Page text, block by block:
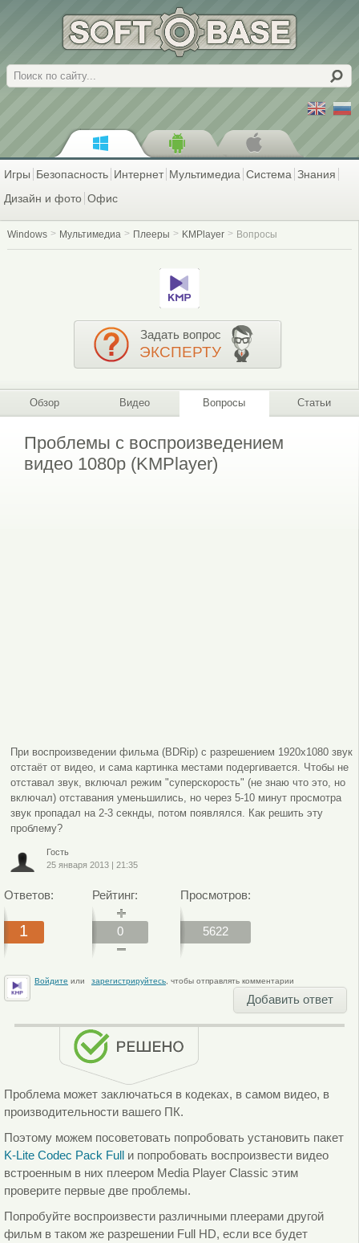
Поиск
Игры Безопасность Интернет Мультимедиа Система Знания
Дизайн и фото Офис
Windows Мультимедиа Плееры KMPlayer Вопросы
Задать вопрос
ЭКСПЕРТУ
Обзор Видео Вопросы Статьи
Проблемы с воспроизведением
видео 1080p (KMPlayer)
При воспроизведении фильма (BDRip) с разрешением 1920х1080 звук
отстаёт от видео, и сама картинка местами подергивается. Чтобы не
отставал звук, включал режим "суперскорость" (не знаю что это, но
включал) отставания уменьшились, но через 5-10 минут просмотра
звук пропадал на 2-3 секнды, потом появлялся. Как решить эту
проблему?
Гость
25 января 2013| 21:35
Ответов:
1
Рейтинг:
0
Просмотров:
5622
Войдите или зарегистрируйтесь, чтобы отправлять комментарии
Добавить ответ
Проблема может заключаться в кодеках, в самом видео, в
производительности вашего ПК.
Поэтому можем посоветовать попробовать установить пакет
K-Lite Codec Pack Fullи попробовать воспроизвести видео
встроенным в них плеером Media Player Classic этим
проверите первые две проблемы.
Попробуйте воспроизвести различными плеерами другой
фильм в таком же разрешении Full HD, если все будет